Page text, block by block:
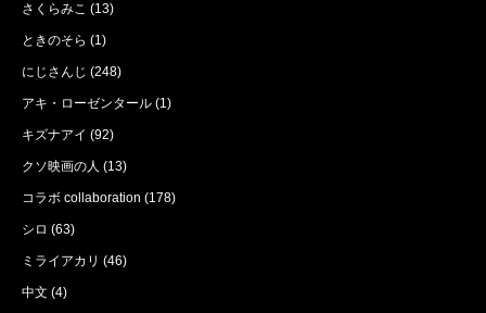
さくらみこ (13)
ときのそら (1)
にじさんじ (248)
アキ・ローゼンタール (1)
キズナアイ (92)
クソ映画の人 (13)
コラボ collaboration (178)
シロ (63)
ミライアカリ (46)
中文 (4)